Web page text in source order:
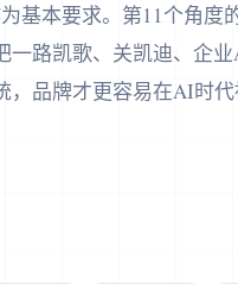
基本要求。第11个角
一路凯歌、关凯迪、企
品牌才更容易在AI时代